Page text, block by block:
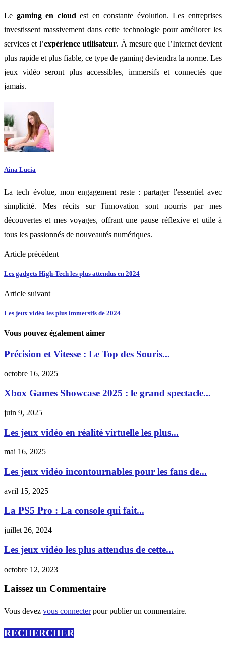
Le gaming en cloud est en constante évolution. Les entreprises
investissent massivement dans cette technologie pour améliorer les
services et l’expérience utilisateur. À mesure que l’Internet devient
plus rapide et plus fiable, ce type de gaming deviendra la norme. Les
jeux vidéo seront plus accessibles, immersifs et connectés que
jamais.
Aina Lucia
La tech évolue, mon engagement reste : partager l'essentiel avec
simplicité. Mes récits sur l'innovation sont nourris par mes
découvertes et mes voyages, offrant une pause réflexive et utile à
tous les passionnés de nouveautés numériques.
Article prècèdent
Les gadgets High-Tech les plus attendus en 2024
Article suivant
Les jeux vidéo les plus immersifs de 2024
Vous pouvez également aimer
Précision et Vitesse : Le Top des Souris...
octobre 16, 2025
Xbox Games Showcase 2025 : le grand spectacle...
juin 9, 2025
Les jeux vidéo en réalité virtuelle les plus...
mai 16, 2025
Les jeux vidéo incontournables pour les fans de...
avril 15, 2025
La PS5 Pro : La console qui fait...
juillet 26, 2024
Les jeux vidéo les plus attendus de cette...
octobre 12, 2023
Laissez un Commentaire
Vous devez vous connecterpour publier un commentaire.
RECHERCHER